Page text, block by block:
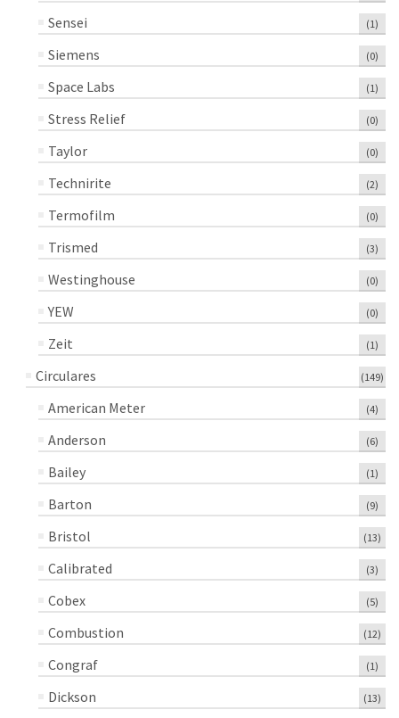
Sensei (1)
Siemens (0)
Space Labs (1)
Stress Relief (0)
Taylor (0)
Technirite (2)
Termofilm (0)
Trismed (3)
Westinghouse (0)
YEW (0)
Zeit (1)
Circulares (149)
American Meter (4)
Anderson (6)
Bailey (1)
Barton (9)
Bristol (13)
Calibrated (3)
Cobex (5)
Combustion (12)
Congraf (1)
Dickson (13)